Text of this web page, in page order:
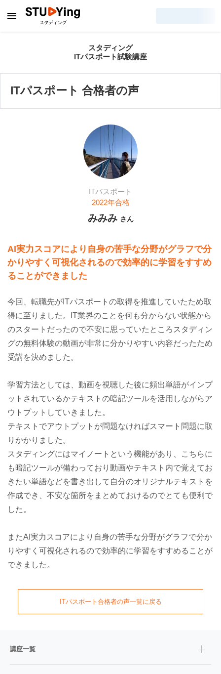
スタディング
ITパスポート試験講座
ITパスポート 合格者の声
ITパスポート
2022年合格
みみみ さん
AI実力スコアにより自身の苦手な分野がグラフで分
かりやすく可視化されるので効率的に学習をすすめ
ることができました
今回、転職先がITパスポートの取得を推進していたため取
得に至りました。IT業界のことを何も分からない状態から
のスタートだったので不安に思っていたところスタディン
グの無料体験の動画が非常に分かりやすい内容だったため
受講を決めました。
学習方法としては、動画を視聴した後に頻出単語がインプ
ットされているかテキストの暗記ツールを活用しながらア
ウトプットしていきました。
テキストでアウトプットが問題なければスマート問題に取
りかかりました。
スタディングにはマイノートという機能があり、こちらに
も暗記ツールが備わっており動画やテキスト内で覚えてお
きたい単語などを書き出して自分のオリジナルテキストを
作成でき、不安な箇所をまとめておけるのでとても便利で
した。
またAI実力スコアにより自身の苦手な分野がグラフで分か
りやすく可視化されるので効率的に学習をすすめることが
できました。
ITパスポート 合格者の声一覧に戻る
講座一覧